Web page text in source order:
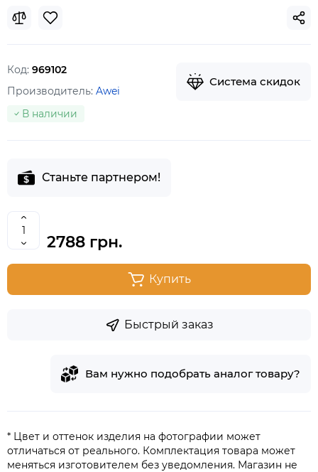
Код: 969102
Производитель: Awei
В наличии
Система скидок
Станьте партнером!
2788 грн.
Купить
Быстрый заказ
Вам нужно подобрать аналог товару?
* Цвет и оттенок изделия на фотографии может
отличаться от реального. Комплектация товара может
меняться изготовителем без уведомления. Магазин не